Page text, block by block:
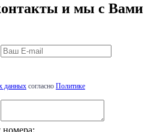
и мы с Вами
данных согласно Политике